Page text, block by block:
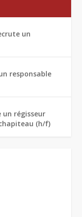
un
responsable
un régisseur
(h/f)